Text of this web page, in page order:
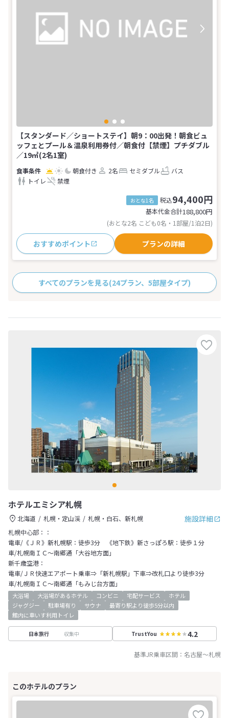
【スタンダード／ショートステイ】朝9：00出発！朝食ビュ
ッフェとプール＆温泉利用券付／朝食付【禁煙】プチダブル
／19㎡(2名1室)
朝食付き 2名 セミダブル
バス
トイレ
禁煙
おとな1名 税込94,400円
基本代金合計188,800円
(おとな2名 こども0名・1部屋/1泊2日)
おすすめポイント プランの詳細
すべてのプランを見る(24プラン、5部屋タイプ)
ホテルエミシア札幌
施設詳細
北海道 札幌・定山渓
札幌・白石、新札幌
札幌中心部：：
電車/《ＪＲ》新札幌駅：徒歩3分 《地下鉄》新さっぽろ駅：徒歩１分
車/札幌南ＩＣ～南郷通「大谷地方面」
新千歳空港：
電車/ＪＲ快速エアポート乗車⇒「新札幌駅」下車⇒改札口より徒歩3分
車/札幌南ＩＣ～南郷通「もみじ台方面」
大浴場 大浴場があるホテル コンビニ 宅配サービス
ホテル
ジャグジー
駐車場有り サウナ
最寄り駅より徒歩5分以内
館内に車いす利用トイレ
日本旅行 収集中 TrustYou 4.2
基準JR乗車区間： 名古屋～札幌